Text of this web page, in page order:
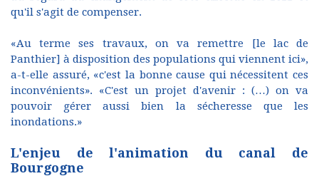
qu'il s'agit de compenser.
«Au terme ses travaux, on va remettre [le lac de
Panthier] à disposition des populations qui viennent ici»,
a-t-elle assuré, «c'est la bonne cause qui nécessitent ces
inconvénients». «C'est un projet d'avenir : (…) on va
pouvoir gérer aussi bien la sécheresse que les
inondations.»
L'enjeu de l'animation du canal de
Bourgogne